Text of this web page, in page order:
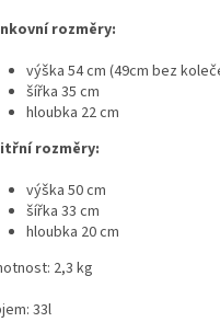
rozměry:
výška 54 cm (49cm bez
šířka 35 cm
hloubka 22 cm
rozměry:
výška 50 cm
šířka 33 cm
hloubka 20 cm
2,3 kg
33l